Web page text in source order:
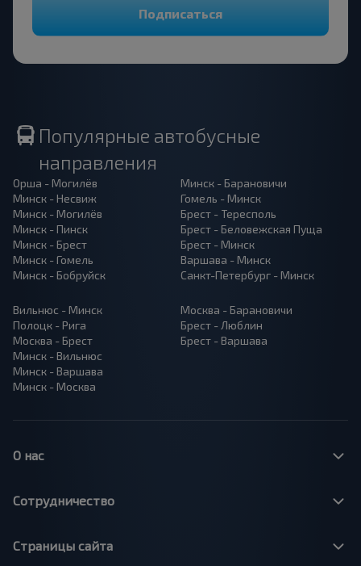
Подписаться
Популярные автобусные
направления
Орша - Могилёв
Минск - Несвиж
Минск - Могилёв
Минск - Пинск
Минск - Брест
Минск - Гомель
Минск - Бобруйск
Минск - Барановичи
Гомель - Минск
Брест - Тересполь
Брест - Беловежская Пуща
Брест - Минск
Варшава - Минск
Санкт-Петербург - Минск
Вильнюс - Минск
Полоцк - Рига
Москва - Брест
Минск - Вильнюс
Минск - Варшава
Минск - Москва
Москва - Барановичи
Брест - Люблин
Брест - Варшава
О нас
Сотрудничество
Страницы сайта